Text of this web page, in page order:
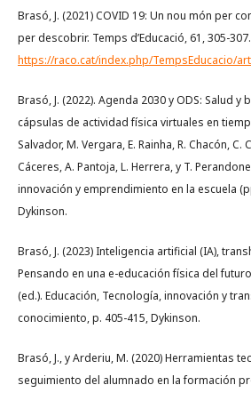
Brasó, J. (2021) COVID 19: Un nou món per
per descobrir. Temps d’Educació, 61, 305-307.
https://raco.cat/index.php/TempsEducacio/
Brasó, J. (2022). Agenda 2030 y ODS: Salud y
cápsulas de actividad física virtuales en
Salvador, M. Vergara, E. Rainha, R. Chacón, C.
Cáceres, A. Pantoja, L. Herrera, y T.
innovación y emprendimiento en la escuela
Dykinson.
Brasó, J. (2023) Inteligencia artificial (IA),
Pensando en una e-educación física del
(ed.). Educación, Tecnología, innovación y
conocimiento, p. 405-415, Dykinson.
Brasó, J., y Arderiu, M. (2020) Herramientas
seguimiento del alumnado en la formación